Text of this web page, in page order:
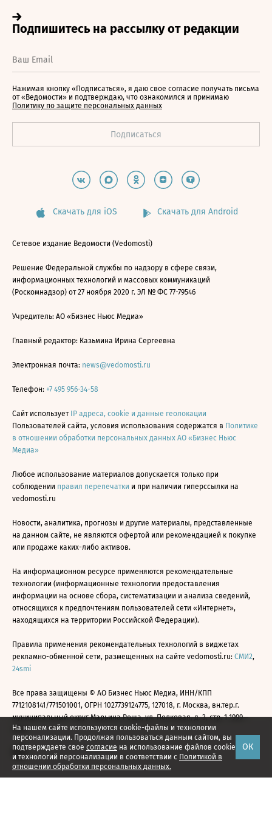
На нашем сайте используются cookie-файлы и технологии
персонализации. Продолжая пользоваться данным сайтом, вы
подтверждаете свое согласие на использование файлов cookie
и технологий персонализации в соответствии с Политикой в
отношении обработки персональных данных.
ОК
Нажимая кнопку «Подписаться», я даю свое согласие получать письма
от «Ведомости» и подтверждаю, что ознакомился и принимаю
Политику по защите персональных данных
Скачать для iOS Скачать для Android
Сетевое издание Ведомости (Vedomosti)
Решение Федеральной службы по надзору в сфере связи,
информационных технологий и массовых коммуникаций
(Роскомнадзор) от 27 ноября 2020 г. ЭЛ № ФС 77-79546
Учредитель: АО «Бизнес Ньюс Медиа»
Главный редактор: Казьмина Ирина Сергеевна
Электронная почта: news@vedomosti.ru
Телефон: +7 495 956-34-58
Сайт использует IP адреса, cookie и данные геолокации
Пользователей сайта, условия использования содержатся в Политике
в отношении обработки персональных данных АО «Бизнес Ньюс
Медиа»
Любое использование материалов допускается только при
соблюдении правил перепечатки и при наличии гиперссылки на
vedomosti.ru
Новости, аналитика, прогнозы и другие материалы, представленные
на данном сайте, не являются офертой или рекомендацией к покупке
или продаже каких-либо активов.
На информационном ресурсе применяются рекомендательные
технологии (информационные технологии предоставления
информации на основе сбора, систематизации и анализа сведений,
относящихся к предпочтениям пользователей сети «Интернет»,
находящихся на территории Российской Федерации).
Правила применения рекомендательных технологий в виджетах
рекламно-обменной сети, размещенных на сайте vedomosti.ru: СМИ2,
24smi
Все права защищены © АО Бизнес Ньюс Медиа, ИНН/КПП
7712108141/771501001, ОГРН 1027739124775, 127018, г. Москва, вн.тер.г.
муниципальный округ Марьина Роща, ул. Полковая, д. 3, стр. 1 1999—
2026